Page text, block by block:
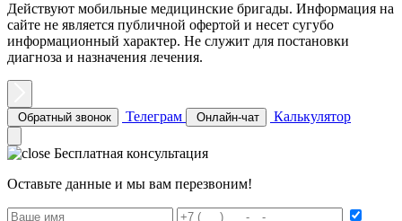
Действуют мобильные медицинские бригады. Информация на
сайте не является публичной офертой и несет сугубо
информационный характер. Не служит для постановки
диагноза и назначения лечения.
Обратный звонок Телеграм Онлайн-чат Калькулятор
Бесплатная консультация
Оставьте данные и мы вам перезвоним!